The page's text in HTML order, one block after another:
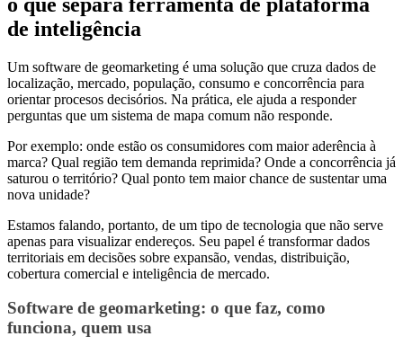
de inteligência
Um software de geomarketing é uma solução que cruza dados de
localização, mercado, população, consumo e concorrência para
orientar procesos decisórios. Na prática, ele ajuda a responder
perguntas que um sistema de mapa comum não responde.
Por exemplo: onde estão os consumidores com maior aderência à
marca? Qual região tem demanda reprimida? Onde a concorrência já
saturou o território? Qual ponto tem maior chance de sustentar uma
nova unidade?
Estamos falando, portanto, de um tipo de tecnologia que não serve
apenas para visualizar endereços. Seu papel é transformar dados
territoriais em decisões sobre expansão, vendas, distribuição,
cobertura comercial e inteligência de mercado.
Software de geomarketing: o que faz, como
funciona, quem usa